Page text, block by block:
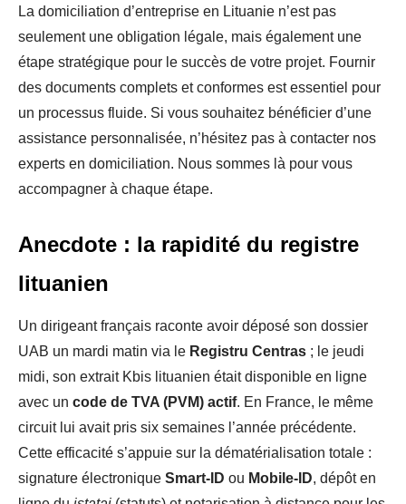
La domiciliation d’entreprise en Lituanie n’est pas
seulement une obligation légale, mais également une
étape stratégique pour le succès de votre projet. Fournir
des documents complets et conformes est essentiel pour
un processus fluide. Si vous souhaitez bénéficier d’une
assistance personnalisée, n’hésitez pas à contacter nos
experts en domiciliation. Nous sommes là pour vous
accompagner à chaque étape.
Anecdote : la rapidité du registre
lituanien
Un dirigeant français raconte avoir déposé son dossier
UAB un mardi matin via le Registru Centras ; le jeudi
midi, son extrait Kbis lituanien était disponible en ligne
avec un code de TVA (PVM) actif. En France, le même
circuit lui avait pris six semaines l’année précédente.
Cette efficacité s’appuie sur la dématérialisation totale :
signature électronique Smart-ID ou Mobile-ID, dépôt en